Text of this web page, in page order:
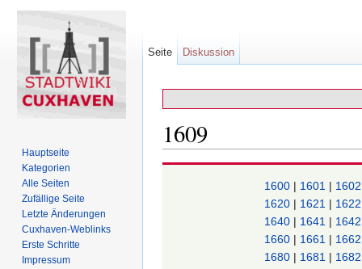
1609
1600 | 1601 |
1620 | 1621 |
1640 | 1641 |
1660 | 1661 |
1680 | 1681 |
Seite Diskussion
Hauptseite
Kategorien
Alle Seiten
Zufällige Seite
Letzte Änderungen
Cuxhaven-Weblinks
Erste Schritte
Impressum